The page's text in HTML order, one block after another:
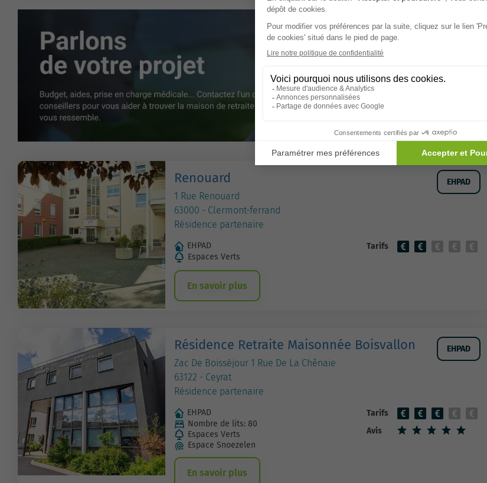
Renouard
1 Rue Renouard
63000 - Clermont-ferrand
Résidence partenaire
EHPAD
EHPAD
Espaces Verts
Tarifs
En savoir plus
Résidence Retraite Maisonnée Boisvallon
Zac De Boisséjour 1 Rue De La Chênaie
63122 - Ceyrat
Résidence partenaire
EHPAD
EHPAD
Nombre de lits: 80
Espaces Verts
Espace Snoezelen
Tarifs
Avis
En savoir plus